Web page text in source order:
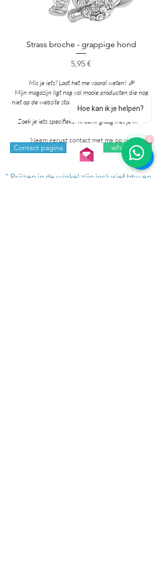
Strass broche - grappige hond
Cena
5,95 €
Mis je iets? Laat het me vooral weten! 🎉
Mijn magazijn ligt nog vol mooie producten die nog
niet op de website staan. Grote kans dat ik het al voor
je heb!
Zoek je iets specifieks? Ik denk graag met je mee!
Neem gerust contact met me op via:
Contact pagina whatsapp
* Prijzen in de winkel zijn inclusief btw en
Hoe kan ik je helpen?
1